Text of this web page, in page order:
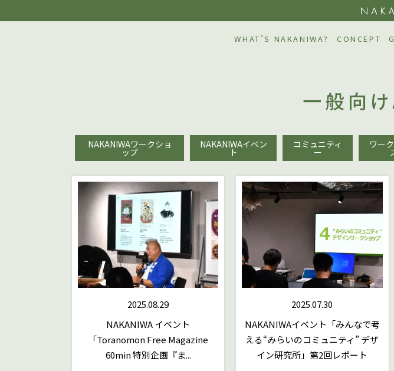
WHAT’S NAKANIWA? CONCEPT
一般向
NAKANIWAワークショ
ップ
NAKANIWAイベン
ト
コミュニティ
ー
ワー
2025.08.29
NAKANIWA イベント
「Toranomon Free Magazine
60min 特別企画『ま...
2025.07.30
NAKANIWAイベント「みんなで考
える“みらいのコミュニティ” デザ
イン研究所」第2回レポート